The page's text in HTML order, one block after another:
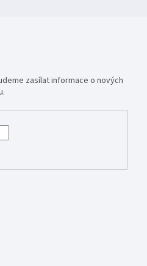
zasílat informace o nových